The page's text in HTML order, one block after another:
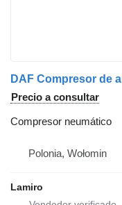
Precio a consultar
Compresor neumático
Polonia, Wołomin
Lamiro